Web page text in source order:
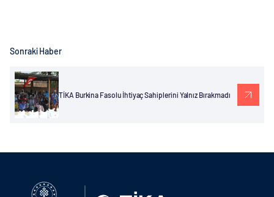
Sonraki Haber
TİKA Burkina Fasolu İhtiyaç Sahiplerini Yalnız Bırakmadı